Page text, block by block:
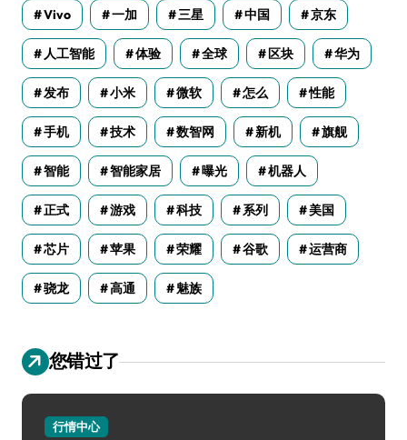
Vivo 一加 三星 中国 京东
人工智能 体验 全球 区块 华为
发布 小米 微软 怎么 性能
手机 技术 数智网 新机 旗舰
智能 智能家居 曝光 机器人
正式 游戏 科技 系列 美国
芯片 苹果 荣耀 谷歌 运营商
骁龙 高通 魅族
您错过了
行情中心